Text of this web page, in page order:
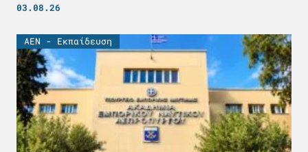
03.08.26
ΑΕΝ - Εκπαίδευση